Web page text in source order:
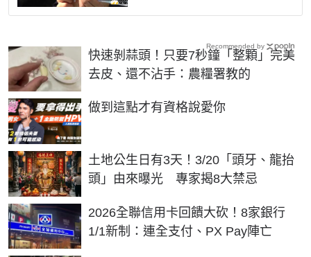
快速剝蒜頭！只要7秒鐘「整顆」完美
去皮、還不沾手：農糧署教的
做到這點才有資格說愛你
PR
土地公生日有3天！3/20「頭牙、龍抬
頭」由來曝光 專家揭8大禁忌
2026全聯信用卡回饋大砍！8家銀行
1/1新制：連全支付、PX Pay陣亡
Recommended by